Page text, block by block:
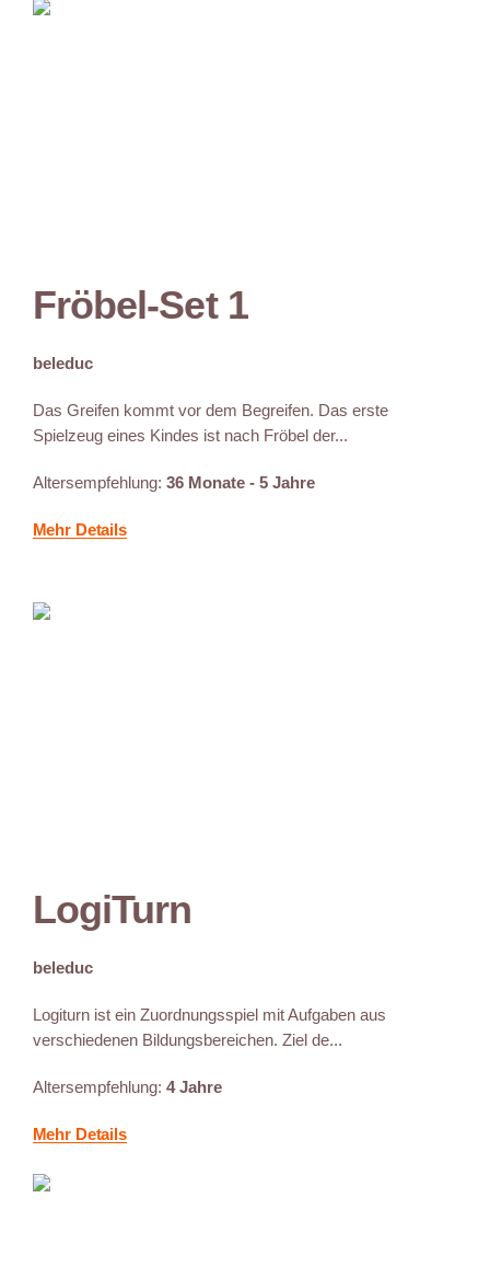
Fröbel-Set 1
beleduc
Das Greifen kommt vor dem Begreifen. Das erste
Spielzeug eines Kindes ist nach Fröbel der...
Altersempfehlung: 36 Monate - 5 Jahre
Mehr Details
LogiTurn
beleduc
Logiturn ist ein Zuordnungsspiel mit Aufgaben aus
verschiedenen Bildungsbereichen. Ziel de...
Altersempfehlung: 4 Jahre
Mehr Details